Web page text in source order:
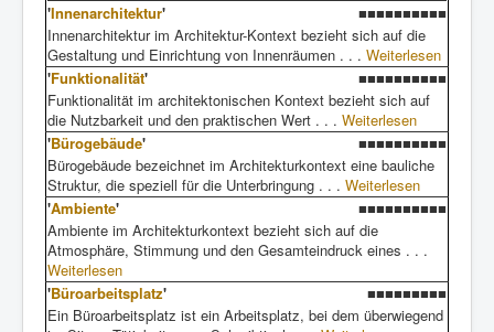
'Innenarchitektur'
■■■■■■■■■■
Innenarchitektur im Architektur-Kontext bezieht sich auf die
Gestaltung und Einrichtung von Innenräumen . . . Weiterlesen
'Funktionalität'
■■■■■■■■■■
Funktionalität im architektonischen Kontext bezieht sich auf
die Nutzbarkeit und den praktischen Wert . . . Weiterlesen
'Bürogebäude'
■■■■■■■■■■
Bürogebäude bezeichnet im Architekturkontext eine bauliche
Struktur, die speziell für die Unterbringung . . . Weiterlesen
'Ambiente'
■■■■■■■■■■
Ambiente im Architekturkontext bezieht sich auf die
Atmosphäre, Stimmung und den Gesamteindruck eines . . .
Weiterlesen
'Büroarbeitsplatz'
■■■■■■■■■
Ein Büroarbeitsplatz ist ein Arbeitsplatz, bei dem überwiegend